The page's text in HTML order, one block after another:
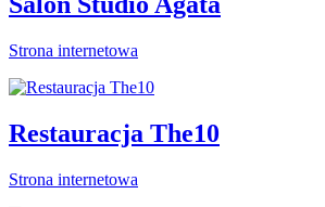
Strona internetowa
Restauracja The10
Strona internetowa